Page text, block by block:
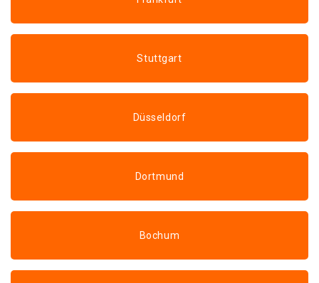
Stuttgart
Düsseldorf
Dortmund
Bochum